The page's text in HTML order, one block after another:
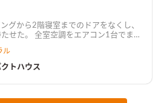
グから2階寝室までのドアをなくし、
コン1台でまか
じて2階南窓からリビングへ採光。 吹
て足場を設け、採光しながら吹抜けス
ル
トハウス